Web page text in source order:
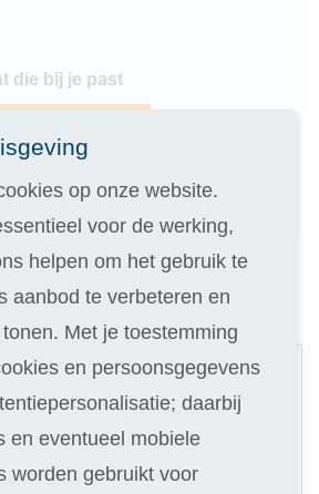
die bij je past
proberen
niet slaagt
op onze website.
voor de werking,
helpen om het gebruik te
aanbod te verbeteren en
Met je toestemming
en persoonsgegevens
daarbij
en eventueel mobiele
worden gebruikt voor